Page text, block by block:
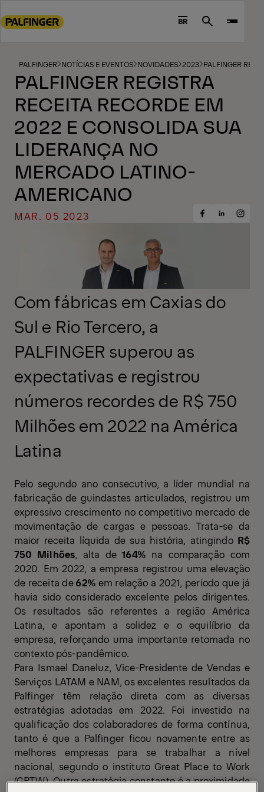
to
footer
content
BR Search
PALFINGER NOTÍCIAS E EVENTOS NOVIDADES 2023 PALFINGER
PALFINGER REGISTRA
RECEITA RECORDE EM
2022 E CONSOLIDA SUA
LIDERANÇA NO
MERCADO LATINO-
AMERICANO
MAR. 05 2023
ShareShareShare
Com fábricas em Caxias do
Sul e Rio Tercero, a
PALFINGER superou as
expectativas e registrou
números recordes de R$ 750
Milhões em 2022 na América
Latina
Pelo segundo ano consecutivo, a líder mundial na
fabricação de guindastes articulados, registrou um
expressivo crescimento no competitivo mercado de
movimentação de cargas e pessoas. Trata-se da
maior receita líquida de sua história, atingindo R$
750 Milhões, alta de 164%na comparação com
2020. Em 2022, a empresa registrou uma elevação
de receita de62%em relação a 2021, período que já
havia sido considerado excelente pelos dirigentes.
Os resultados são referentes a região América
Latina, e apontam a solidez e o equilíbrio da
empresa, reforçando uma importante retomada no
contexto pós-pandêmico.
Para Ismael Daneluz, Vice-Presidente de Vendas e
Serviços LATAM e NAM, os excelentes resultados da
Palfinger têm relação direta com as diversas
estratégias adotadas em 2022. Foi investido na
qualificação dos colaboradores de forma contínua,
tanto é que a Palfinger ficou novamente entre as
melhores empresas para se trabalhar a nível
nacional, segundo o instituto Great Place to Work
(GPTW). Outra estratégia constante é a proximidade